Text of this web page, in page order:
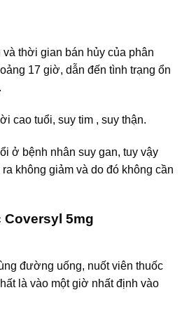
thời gian bán hủy của phân
17 giờ, dẫn đến tình trạng ổn
cao tuổi, suy tim , suy thận.
ở bệnh nhân suy gan, tuy vậy
không giảm và do đó không cần
5mg
đường uống, nuốt viên thuốc
là vào một giờ nhất định vào